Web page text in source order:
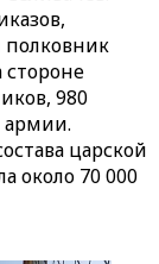
полковник
980
армии.
царской
около 70 000